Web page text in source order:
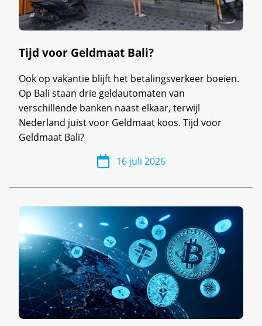
Tijd voor Geldmaat Bali?
Ook op vakantie blijft het betalingsverkeer boeien.
Op Bali staan drie geldautomaten van
verschillende banken naast elkaar, terwijl
Nederland juist voor Geldmaat koos. Tijd voor
Geldmaat Bali?
16 juli 2026